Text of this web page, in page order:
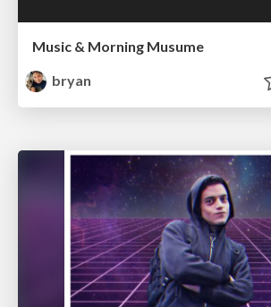
Music & Morning Musume
bryan